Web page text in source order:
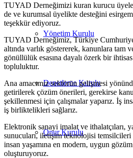
Yönetim Kurulu
Denetleme Kurulu
Onur Kurulu
TUYAD Derneğimizi kuran kurucu
de ve kurumsal üyelikte desteğini
teşekkür ediyoruz.
TUYAD Derneğimiz, Türkiye
altında varlık göstererek, kanunlara tam
gönüllülük esasına dayalı özerk bir
topluluktur.
Ana amacımız sektörün gelişmesi
getirilerek çözüm önerileri, gerekirse
şekillenmesi için çalışmalar yaparız. İş
iş birliktelikleri sağlarız.
Elektronik sanayi imalat ve ithalatçıları,
sunucuları, iletişim teknolojisi
insan yaşamına en modern, uygun
oluşturuyoruz.